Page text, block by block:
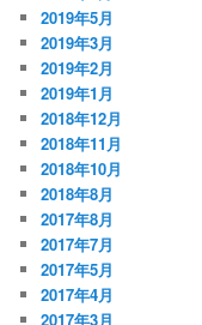
2019年5月
2019年3月
2019年2月
2019年1月
2018年12月
2018年11月
2018年10月
2018年8月
2017年8月
2017年7月
2017年5月
2017年4月
2017年3月